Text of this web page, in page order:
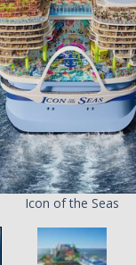
Icon of the Seas